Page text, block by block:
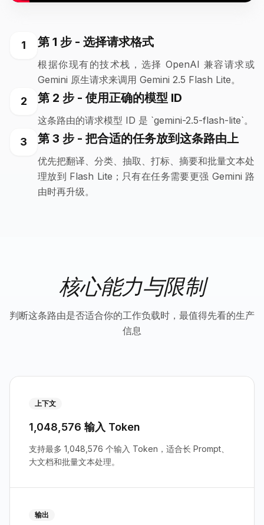
1 第 1 步 - 选择请求格式
根据你现有的技术栈，选择 OpenAI 兼容请求或
Gemini 原生请求来调用 Gemini 2.5 Flash Lite。
2 第 2 步 - 使用正确的模型 ID
这条路由的请求模型 ID 是 `gemini-2.5-flash-lite`。
3 第 3 步 - 把合适的任务放到这条路由上
优先把翻译、分类、抽取、打标、摘要和批量文本处
理放到 Flash Lite；只有在任务需要更强 Gemini 路
由时再升级。
核心能力与限制
判断这条路由是否适合你的工作负载时，最值得先看的生产
信息
上下文
1,048,576 输入 Token
支持最多 1,048,576 个输入 Token，适合长 Prompt、
大文档和批量文本处理。
输出